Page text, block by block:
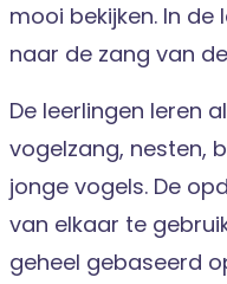
mooi bekijken. In de
naar de zang van
De leerlingen leren
vogelzang, nesten,
jonge vogels. De
van elkaar te
geheel gebaseerd